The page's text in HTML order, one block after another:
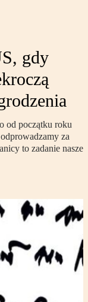
gdy
od początku roku
za
to zadanie nasze